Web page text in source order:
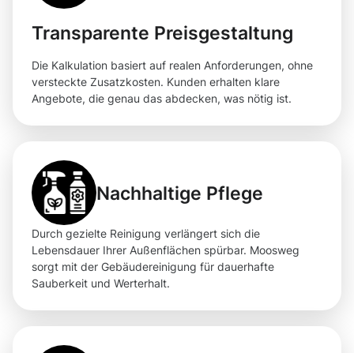
Transparente Preisgestaltung
Die Kalkulation basiert auf realen Anforderungen, ohne
versteckte Zusatzkosten. Kunden erhalten klare
Angebote, die genau das abdecken, was nötig ist.
Nachhaltige Pflege
Durch gezielte Reinigung verlängert sich die
Lebensdauer Ihrer Außenflächen spürbar. Moosweg
sorgt mit der Gebäudereinigung für dauerhafte
Sauberkeit und Werterhalt.